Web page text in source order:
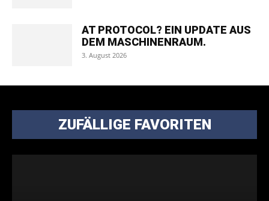
AT PROTOCOL? EIN UPDATE AUS
DEM MASCHINENRAUM.
3. August 2026
ZUFÄLLIGE FAVORITEN